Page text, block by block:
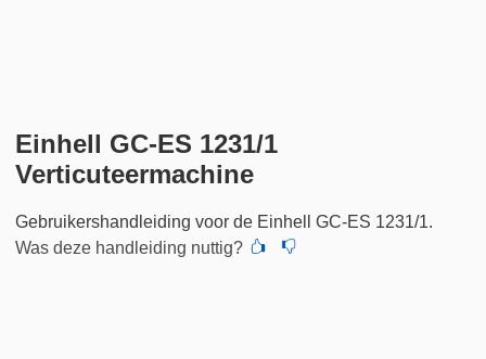
Einhell GC-ES 1231/1
Verticuteermachine
Gebruikershandleiding voor de Einhell GC-ES 1231/1.
Was deze handleiding nuttig?